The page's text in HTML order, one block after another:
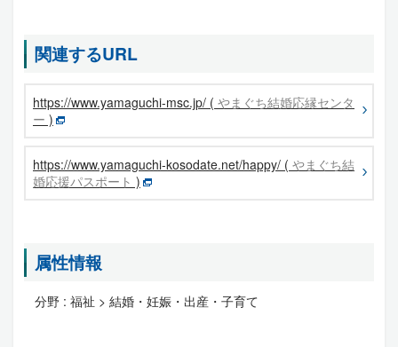
関連するURL
https://www.yamaguchi-msc.jp/ ( やまぐち結婚応縁センタ
ー )
https://www.yamaguchi-kosodate.net/happy/ ( やまぐち結
婚応援パスポート )
属性情報
分野 : 福祉 > 結婚・妊娠・出産・子育て